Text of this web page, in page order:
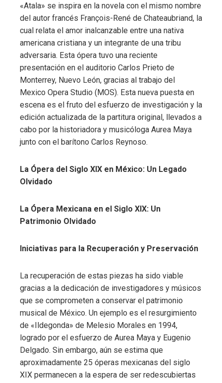
«Atala» se inspira en la novela con el mismo nombre
del autor francés François-René de Chateaubriand, la
cual relata el amor inalcanzable entre una nativa
americana cristiana y un integrante de una tribu
adversaria. Esta ópera tuvo una reciente
presentación en el auditorio Carlos Prieto de
Monterrey, Nuevo León, gracias al trabajo del
Mexico Opera Studio (MOS). Esta nueva puesta en
escena es el fruto del esfuerzo de investigación y la
edición actualizada de la partitura original, llevados a
cabo por la historiadora y musicóloga Aurea Maya
junto con el barítono Carlos Reynoso.
La Ópera del Siglo XIX en México: Un Legado
Olvidado
La Ópera Mexicana en el Siglo XIX: Un
Patrimonio Olvidado
Iniciativas para la Recuperación y Preservación
La recuperación de estas piezas ha sido viable
gracias a la dedicación de investigadores y músicos
que se comprometen a conservar el patrimonio
musical de México. Un ejemplo es el resurgimiento
de «Ildegonda» de Melesio Morales en 1994,
logrado por el esfuerzo de Aurea Maya y Eugenio
Delgado. Sin embargo, aún se estima que
aproximadamente 25 óperas mexicanas del siglo
XIX permanecen a la espera de ser redescubiertas